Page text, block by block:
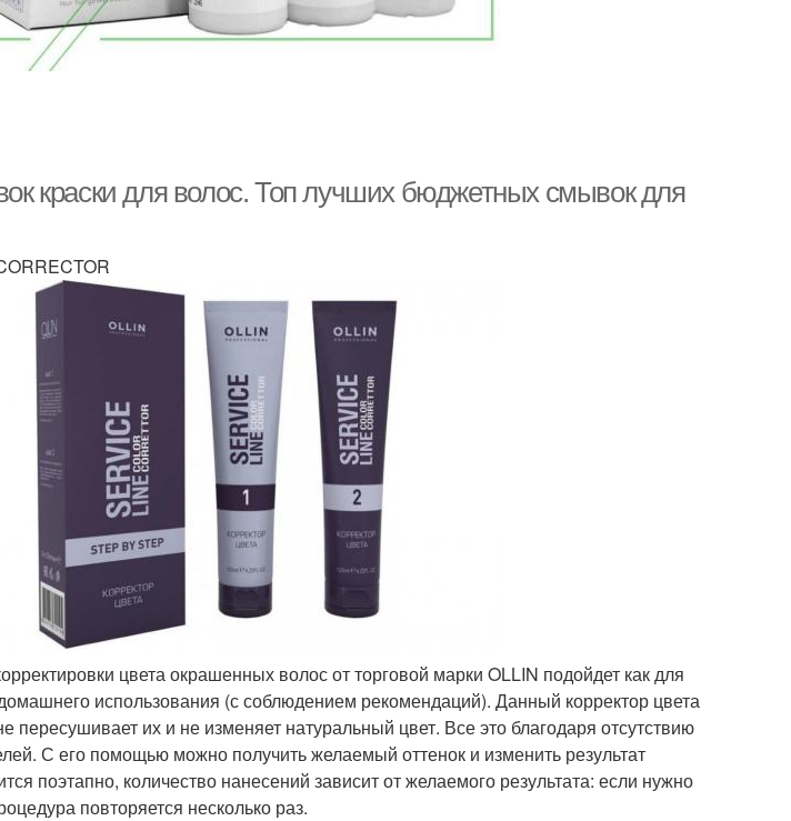
краски для волос. Топ лучших бюджетных смывок для
цвета окрашенных волос от торговой марки OLLIN подойдет как для
использования (с соблюдением рекомендаций). Данный корректор цвета
пересушивает их и не изменяет натуральный цвет. Все это благодаря отсутствию
С его помощью можно получить желаемый оттенок и изменить результат
поэтапно, количество нанесений зависит от желаемого результата: если нужно
повторяется несколько раз.